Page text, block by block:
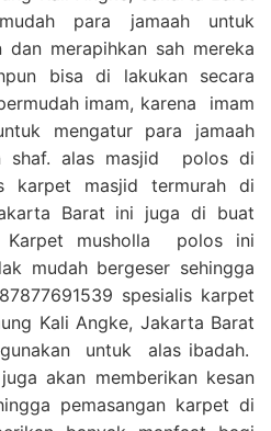
para jamaah untuk
dan merapihkan sah mereka
bisa di lakukan secara
imam, karena imam
mengatur para jamaah
shaf. alas masjid polos di
karpet masjid termurah di
Barat ini juga di buat
Karpet musholla polos ini
mudah bergeser sehingga
spesialis karpet
Kali Angke, Jakarta Barat
untuk alas ibadah.
akan memberikan kesan
pemasangan karpet di